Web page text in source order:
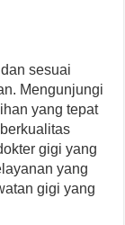
sesuai
Mengunjungi
yang tepat
gigi yang
yang
gigi yang